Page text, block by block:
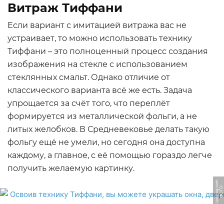
Витраж Тиффани
Если вариант с имитацией витража вас не
устраивает, то можно использовать технику
Тиффани – это полноценный процесс создания
изображения на стекле с использованием
стеклянных смальт. Однако отличие от
классического варианта всё же есть. Задача
упрощается за счёт того, что переплёт
формируется из металлической фольги, а не
литых желобков. В Средневековье делать такую
фольгу ещё не умели, но сегодня она доступна
каждому, а главное, с её помощью гораздо легче
получить желаемую картинку.
Ф
О
Т
О:
i.
pi
ni
m
g.
c
o
m